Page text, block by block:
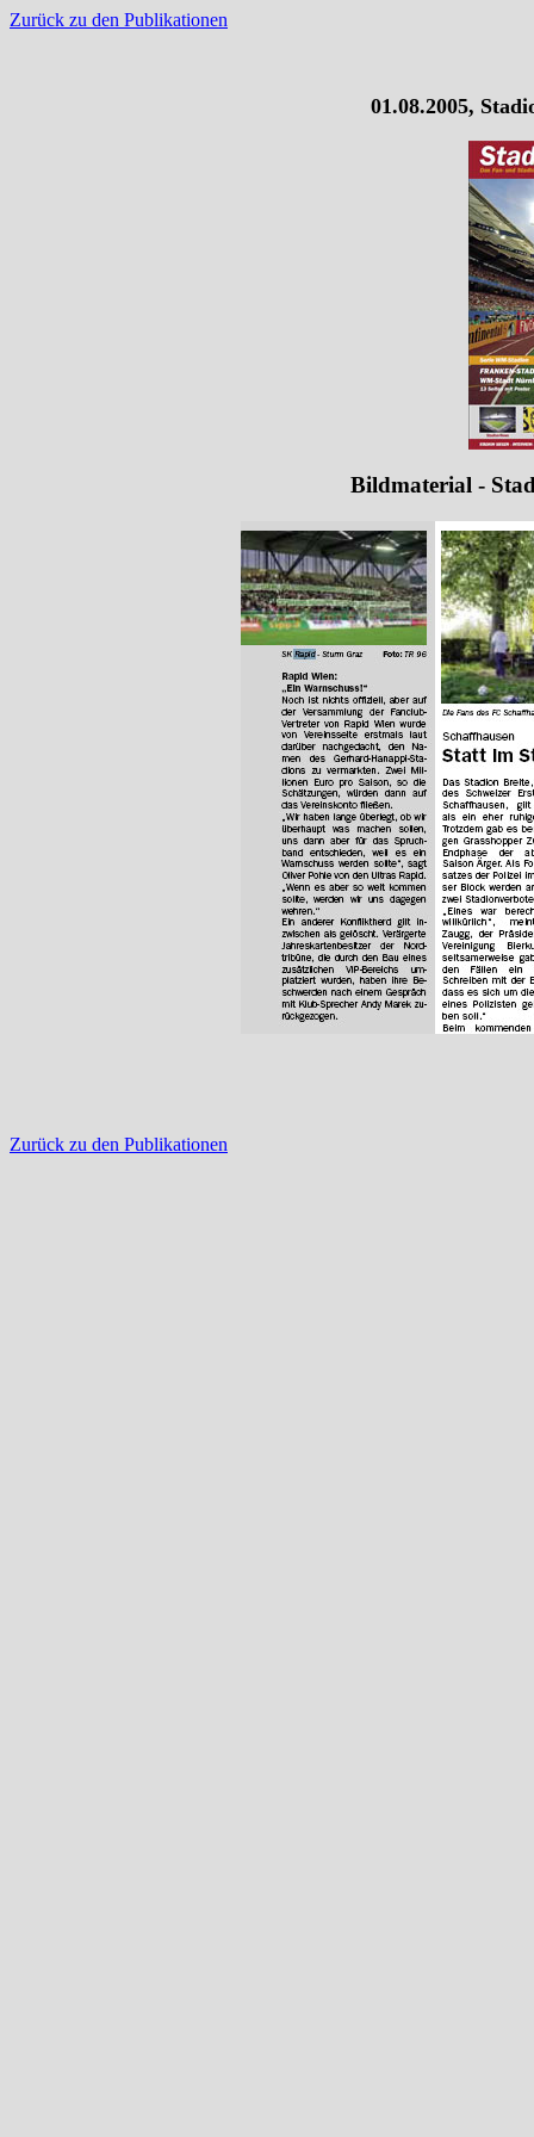
Zurück zu den Publikationen
01.08.2005,
Bildmaterial -
Zurück zu den Publikationen